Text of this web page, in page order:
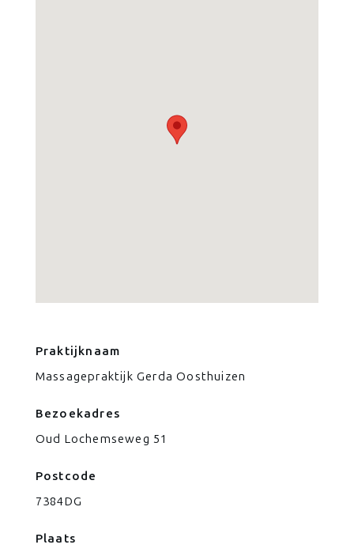
Praktijknaam
Massagepraktijk Gerda Oosthuizen
Bezoekadres
Oud Lochemseweg 51
Postcode
7384DG
Plaats